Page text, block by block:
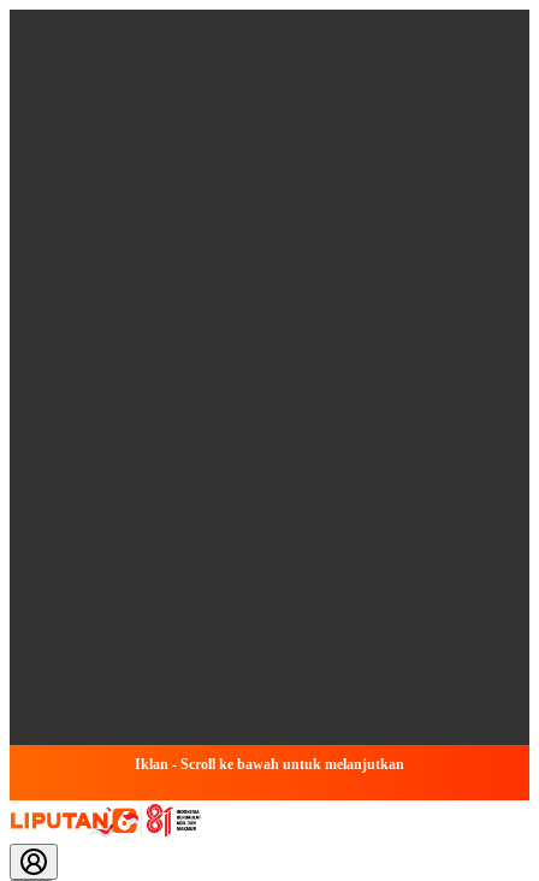
Iklan - Scroll ke bawah untuk melanjutkan